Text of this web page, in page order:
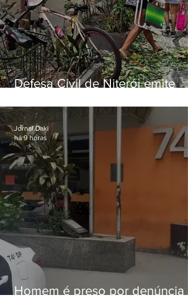
Defesa Civil de Niterói emite
sexta-feira (07)
Homem é preso por denúncia
Jornal Daki
há 9 horas